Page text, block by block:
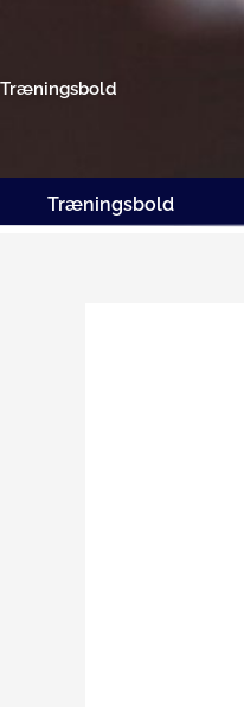
Træningsbold
Træningsbold